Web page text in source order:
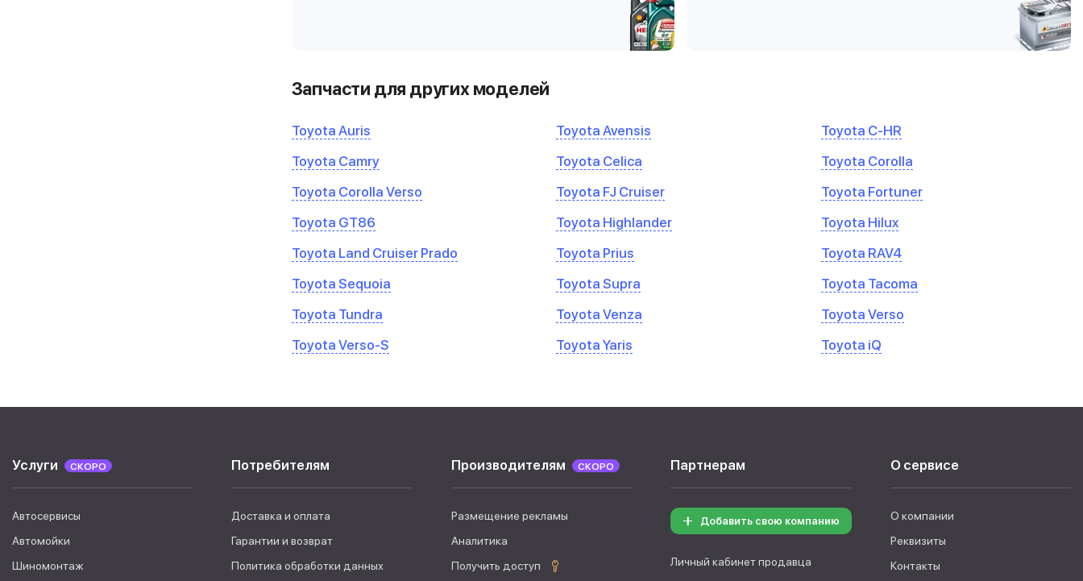
Запчасти для других моделей
Toyota Auris Toyota Avensis
Toyota C-HR
Toyota Camry
Toyota Celica
Toyota Corolla
Toyota Corolla Verso
Toyota FJ Cruiser
Toyota Fortuner
Toyota GT86
Toyota Highlander
Toyota Hilux
Toyota Land Cruiser Prado
Toyota Prius
Toyota RAV4
Toyota Sequoia
Toyota Supra
Toyota Tacoma
Toyota Tundra
Toyota Venza
Toyota Verso
Toyota Verso-S
Toyota Yaris Toyota iQ
Услуги СКОРО
Автосервисы
Автомойки
Шиномонтаж
Потребителям
Доставка и оплата
Гарантии и возврат
Политика обработки данных
Производителям СКОРО
Размещение рекламы
Аналитика
Получить доступ
Партнерам
Добавить свою компанию
Личный кабинет продавца
О сервисе
О компании
Реквизиты
Контакты